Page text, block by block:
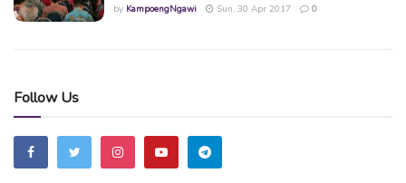
by KampoengNgawi Sun, 30 Apr 2017 0
Follow Us